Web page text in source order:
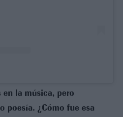
en la música, pero
poesía. ¿Cómo fue esa